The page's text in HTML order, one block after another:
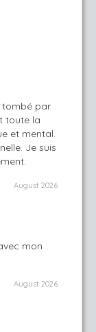
tombé par
toute la
et mental.
Je suis
August 2026
mon
August 2026